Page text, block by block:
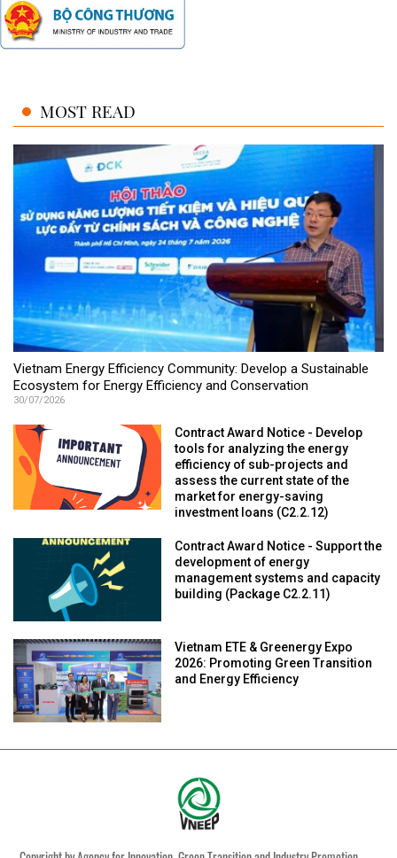
MOST READ
Vietnam Energy Efficiency Community: Develop a Sustainable
Ecosystem for Energy Efficiency and Conservation
30/07/2026
Contract Award Notice - Develop
tools for analyzing the energy
efficiency of sub-projects and
assess the current state of the
market for energy-saving
investment loans (C2.2.12)
Contract Award Notice - Support the
development of energy
management systems and capacity
building (Package C2.2.11)
Vietnam ETE & Greenergy Expo
2026: Promoting Green Transition
and Energy Efficiency